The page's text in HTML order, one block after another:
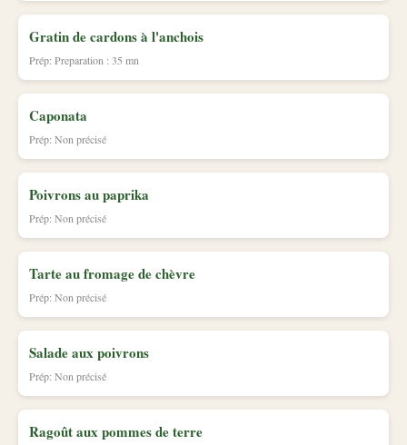
Gratin de cardons à l'anchois
Prép: Preparation : 35 mn
Caponata
Prép: Non précisé
Poivrons au paprika
Prép: Non précisé
Tarte au fromage de chèvre
Prép: Non précisé
Salade aux poivrons
Prép: Non précisé
Ragoût aux pommes de terre